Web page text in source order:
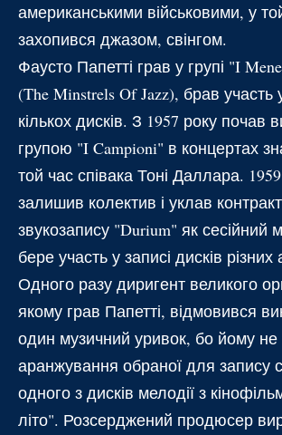
американськими військовими, у
захопився джазом, свінгом.
Фаусто Папетті грав у групі "I
(The Minstrels Of Jazz), брав участь
кількох дисків. З 1957 року почав
групою "I Campioni" в концертах
той час співака Тоні Даллара.
залишив колектив і уклав
звукозапису "Durium" як сесійний
бере участь у записі дисків різних
Одного разу диригент великого
якому грав Папетті, відмовився
один музичний уривок, бо йому
аранжування обраної для запису
одного з дисків мелодії з
літо". Розсерджений продюсер